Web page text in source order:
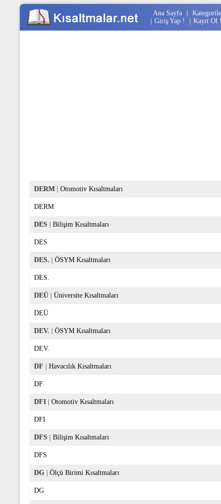
Ana Sayfa
Giriş Yap ! Kayıt Ol
DERM Otomotiv Kısaltmaları
DERM
DES Bilişim Kısaltmaları
DES
DES. ÖSYM Kısaltmaları
DES.
DEÜ Üniversite Kısaltmaları
DEÜ
DEV. ÖSYM Kısaltmaları
DEV.
DF Havacılık Kısaltmaları
DF
DFI Otomotiv Kısaltmaları
DFI
DFS Bilişim Kısaltmaları
DFS
DG Ölçü Birimi Kısaltmaları
DG